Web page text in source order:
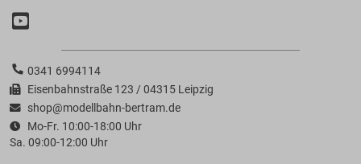
0341 6994114
Eisenbahnstraße 123 / 04315 Leipzig
shop@modellbahn-bertram.de
Mo-Fr. 10:00-18:00 Uhr
Sa. 09:00-12:00 Uhr